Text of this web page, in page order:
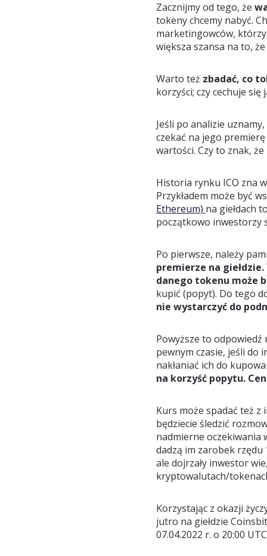
Zacznijmy od tego, że
tokeny chcemy nabyć.
marketingowców,
większa szansa na to,
Warto też zbadać, co
korzyści; czy cechuje się
Jeśli po analizie
czekać na jego
wartości. Czy to znak,
Historia rynku ICO zna
Przykładem może być
Ethereum) na giełdach
początkowo inwestorzy
Po pierwsze, należy
premierze na giełdzie.
danego tokenu może
kupić (popyt). Do tego
nie wystarczyć do
Powyższe to odpowiedź
pewnym czasie, jeśli do
nakłaniać ich do
na korzyść popytu.
Kurs może spadać też z
będziecie śledzić
nadmierne oczekiwania
dadzą im zarobek rzędu
ale dojrzały inwestor
kryptowalutach/
Korzystając z okazji
jutro na giełdzie
07.04.2022 r. o 20:00